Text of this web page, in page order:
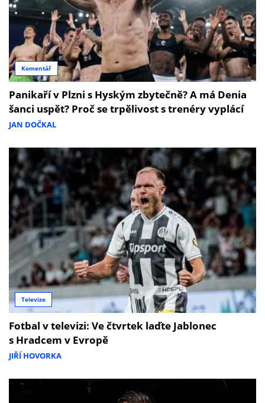
Komentář
Panikaří v Plzni s Hyským zbytečně? A má Denia
šanci uspět? Proč se trpělivost s trenéry vyplácí
JAN DOČKAL
Televize
Fotbal v televizi: Ve čtvrtek laďte Jablonec
s Hradcem v Evropě
JIŘÍ HOVORKA